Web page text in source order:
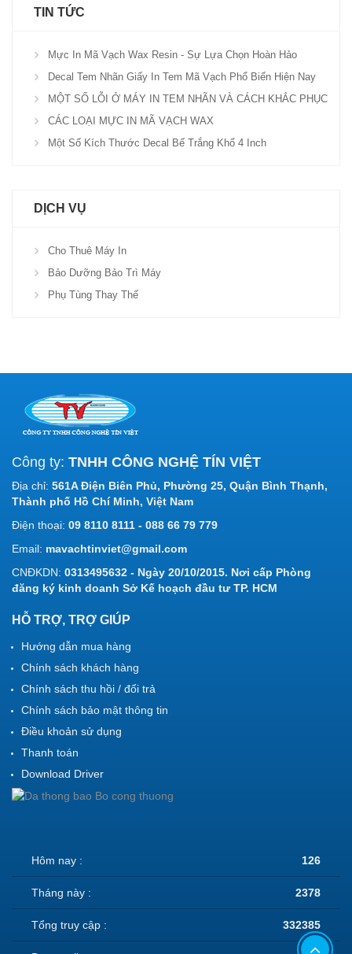
TIN TỨC
Mực In Mã Vạch Wax Resin - Sự Lựa Chọn Hoàn Hảo
Decal Tem Nhãn Giấy In Tem Mã Vạch Phổ Biến Hiện Nay
MỘT SỐ LỖI Ở MÁY IN TEM NHÃN VÀ CÁCH KHẮC PHỤC
CÁC LOẠI MỰC IN MÃ VẠCH WAX
Một Số Kích Thước Decal Bế Trắng Khổ 4 Inch
DỊCH VỤ
Cho Thuê Máy In
Bảo Dưỡng Bảo Trì Máy
Phụ Tùng Thay Thế
Công ty: TNHH CÔNG NGHỆ TÍN VIỆT
Địa chỉ: 561A Điện Biên Phủ, Phường 25, Quận Bình Thạnh,
Thành phố Hồ Chí Minh, Việt Nam
Điện thoại: 09 8110 8111 - 088 66 79 779
Email: mavachtinviet@gmail.com
CNĐKDN: 0313495632 - Ngày 20/10/2015. Nơi cấp Phòng
đăng ký kinh doanh Sở Kế hoạch đầu tư TP. HCM
HỖ TRỢ, TRỢ GIÚP
Hướng dẫn mua hàng
Chính sách khách hàng
Chính sách thu hồi / đổi trả
Chính sách bảo mật thông tin
Điều khoản sử dụng
Thanh toán
Download Driver
Hôm nay : 126
Tháng này : 2378
Tổng truy cập : 332385